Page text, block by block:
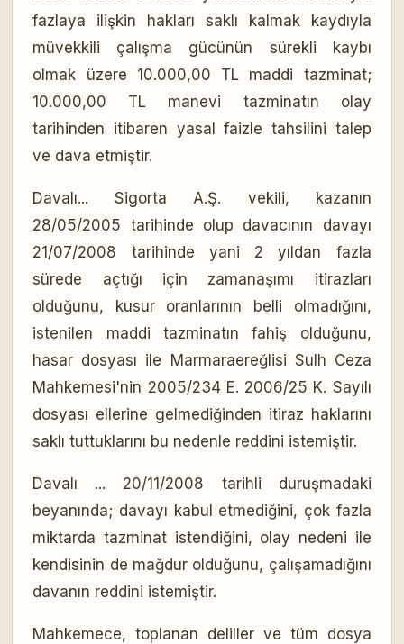
fazlaya ilişkin hakları saklı kalmak kaydıyla
müvekkili çalışma gücünün sürekli kaybı
olmak üzere 10.000,00 TL maddi tazminat;
10.000,00 TL manevi tazminatın olay
tarihinden itibaren yasal faizle tahsilini talep
ve dava etmiştir.
Davalı... Sigorta A.Ş. vekili, kazanın
28/05/2005 tarihinde olup davacının davayı
21/07/2008 tarihinde yani 2 yıldan fazla
sürede açtığı için zamanaşımı itirazları
olduğunu, kusur oranlarının belli olmadığını,
istenilen maddi tazminatın fahiş olduğunu,
hasar dosyası ile Marmaraereğlisi Sulh Ceza
Mahkemesi'nin 2005/234 E. 2006/25 K. Sayılı
dosyası ellerine gelmediğinden itiraz haklarını
saklı tuttuklarını bu nedenle reddini istemiştir.
Davalı ... 20/11/2008 tarihli duruşmadaki
beyanında; davayı kabul etmediğini, çok fazla
miktarda tazminat istendiğini, olay nedeni ile
kendisinin de mağdur olduğunu, çalışamadığını
davanın reddini istemiştir.
Mahkemece, toplanan deliller ve tüm dosya